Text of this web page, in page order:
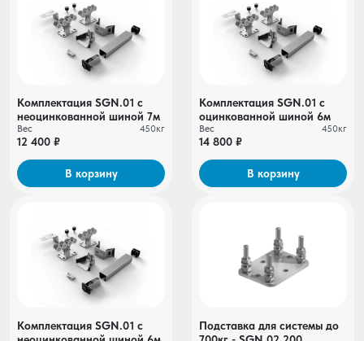
Комплектация SGN.01 с
неоцинкованной шиной 7м
Вес 450кг
12 400 ₽
В корзину
Комплектация SGN.01 c
оцинкованной шиной 6м
Вес 450кг
14 800 ₽
В корзину
Комплектация SGN.01 с
Подставка для системы до